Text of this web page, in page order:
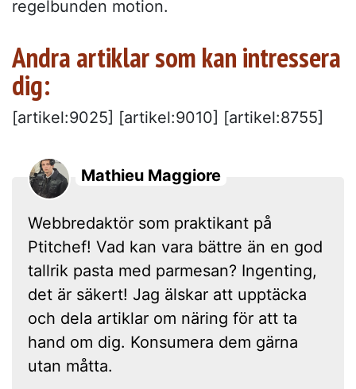
regelbunden motion.
Andra artiklar som kan intressera
dig:
[artikel:9025] [artikel:9010] [artikel:8755]
Mathieu Maggiore
Webbredaktör som praktikant på
Ptitchef! Vad kan vara bättre än en god
tallrik pasta med parmesan? Ingenting,
det är säkert! Jag älskar att upptäcka
och dela artiklar om näring för att ta
hand om dig. Konsumera dem gärna
utan måtta.